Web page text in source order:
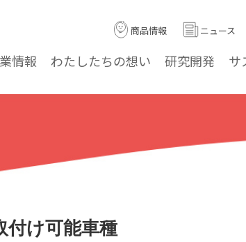
情報 わたしたちの想い 研究開発 サ
商品情報 ニュース
付け可能車種